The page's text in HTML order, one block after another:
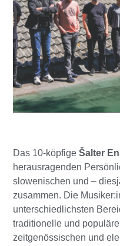
Das 10-köpfige Šalter
herausragenden
slowenischen und –
zusammen. Die
unterschiedlichsten
traditionelle und
zeitgenössischen und